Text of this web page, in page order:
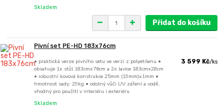
Skladem
Přidat do košíku
Pivní set PE-HD 183x76cm
• praktická verze pivního setu ve verzi z polyetilenu •
obsahuje 1x stůl 183cmx76cm a 2x lavice 183cmx28cm
• robustní kovová konstrukce 25mm (19mm)x1mm •
hmotnost sady: 29kg • odolný vůči UV záření a vodě,
vhodný pro použití v interiéru i exteriéru
3 599 Kč/ks
Skladem